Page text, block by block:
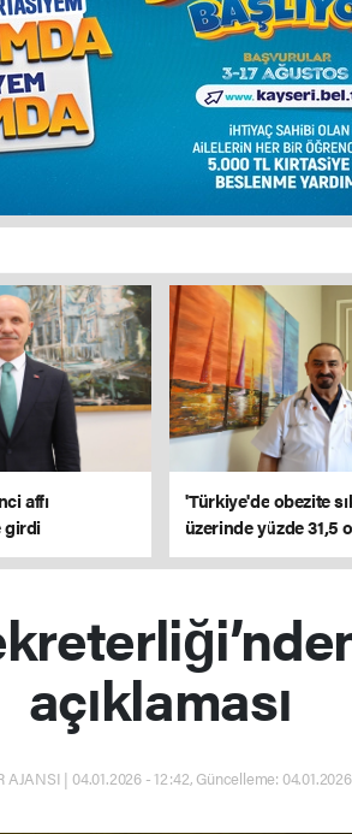
affı
girdi
'Türkiye'de obezite
üzerinde yüzde 31,5
açıklaması
| 04.01.2026 - 12:42, Güncelleme: